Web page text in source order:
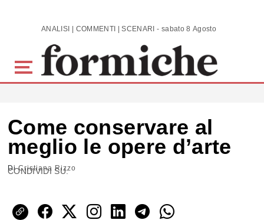
Skip to main content ANALISI | COMMENTI | SCENARI - sabato 8 Agosto 2026
Come conservare al
meglio le opere d’arte
DiCristiana Rizzo
CONDIVIDI SU: